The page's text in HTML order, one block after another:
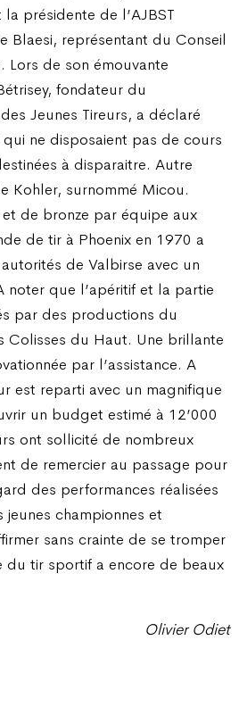
présidente de l’AJBST
Blaesi, représentant du Conseil
Lors de son émouvante
fondateur du
Jeunes Tireurs, a déclaré
ne disposaient pas de cours
à disparaitre. Autre
Kohler, surnommé Micou.
et de bronze par équipe aux
de tir à Phoenix en 1970 a
de Valbirse avec un
noter que l’apéritif et la partie
par des productions du
Colisses du Haut. Une brillante
par l’assistance. A
est reparti avec un magnifique
un budget estimé à 12’000
ont sollicité de nombreux
de remercier au passage pour
des performances réalisées
championnes et
sans crainte de se tromper
du tir sportif a encore de beaux
Olivier Odiet